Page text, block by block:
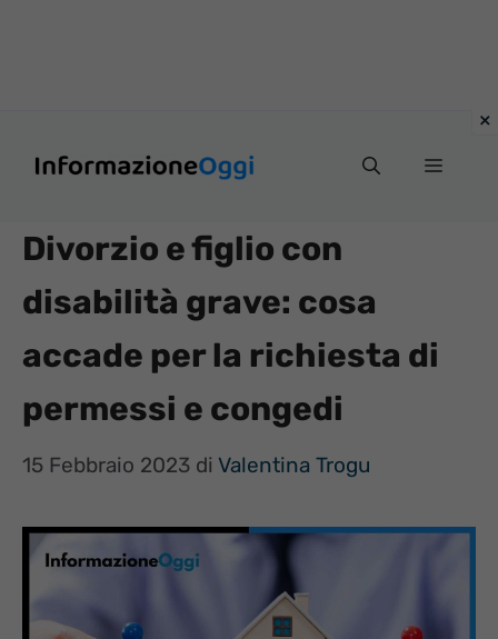
Menu
Divorzio e figlio con
disabilità grave: cosa
accade per la richiesta di
permessi e congedi
15 Febbraio 2023 di Valentina Trogu